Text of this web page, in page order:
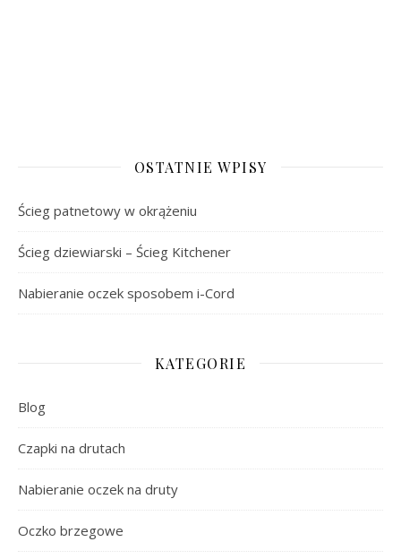
OSTATNIE WPISY
Ścieg patnetowy w okrążeniu
Ścieg dziewiarski – Ścieg Kitchener
Nabieranie oczek sposobem i-Cord
KATEGORIE
Blog
Czapki na drutach
Nabieranie oczek na druty
Oczko brzegowe